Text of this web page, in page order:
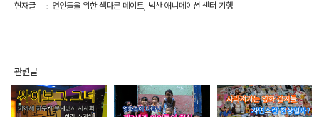
현재글 연인들을 위한 색다른 데이트, 남산 애니메이션 센터 기행
관련글